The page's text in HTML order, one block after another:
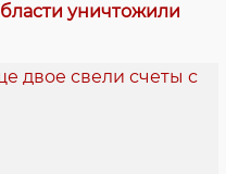
уничтожили